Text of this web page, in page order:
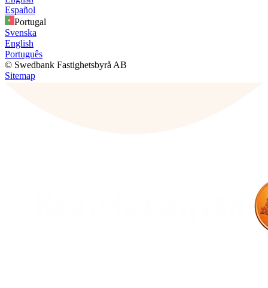
Español
Portugal
Svenska
English
Português
© Swedbank Fastighetsbyrå AB
Sitemap